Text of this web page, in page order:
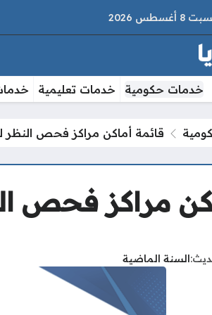
8 أغسطس 2026
خدمات حكومية خدمات تعليمية
قائمة أماكن مراكز فحص النظر
مراكز فحص
السنة الماضية